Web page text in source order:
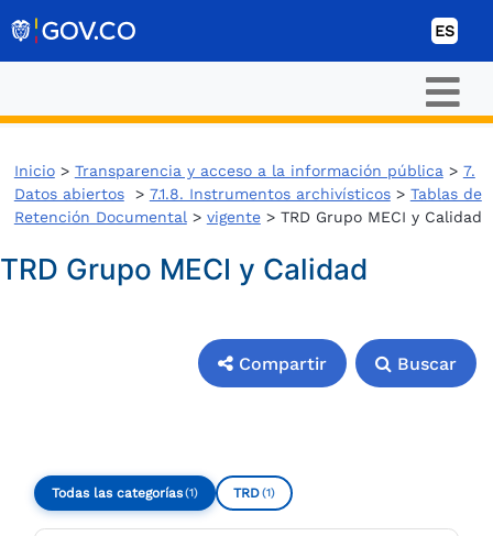
ES
Inicio> Transparencia y acceso a la información pública > 7.
Datos abiertos> 7.1.8. Instrumentos archivísticos> Tablas de
Retención Documental > vigente> TRD Grupo MECI y Calidad
TRD Grupo MECI y Calidad
Compartir Buscar
Todas las categorías(1) TRD(1)